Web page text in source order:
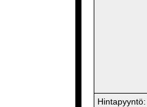
Hintapyyntö: